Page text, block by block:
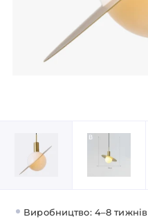
Виробництво: 4–8 тижнів